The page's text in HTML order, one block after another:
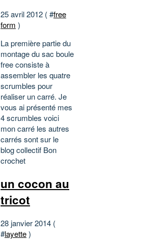
25 avril 2012 ( #free
form )
La première partie du
montage du sac boule
free consiste à
assembler les quatre
scrumbles pour
réaliser un carré. Je
vous ai présenté mes
4 scrumbles voici
mon carré les autres
carrés sont sur le
blog collectif Bon
crochet
un cocon au
tricot
28 janvier 2014 (
#layette)